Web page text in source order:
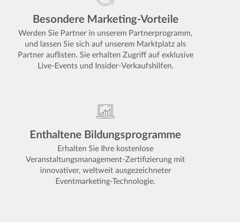
Besondere Marketing-Vorteile
Werden Sie Partner in unserem Partnerprogramm,
und lassen Sie sich auf unserem Marktplatz als
Partner auflisten. Sie erhalten Zugriff auf exklusive
Live-Events und Insider-Verkaufshilfen.
Enthaltene Bildungsprogramme
Erhalten Sie Ihre kostenlose
Veranstaltungsmanagement-Zertifizierung mit
innovativer, weltweit ausgezeichneter
Eventmarketing-Technologie.